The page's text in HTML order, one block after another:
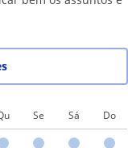
Se Sá Do